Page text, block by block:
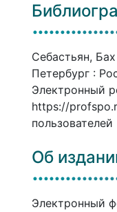
Себастьян,
Петербург :
Электронный
https://
пользователей
Об
Электронный